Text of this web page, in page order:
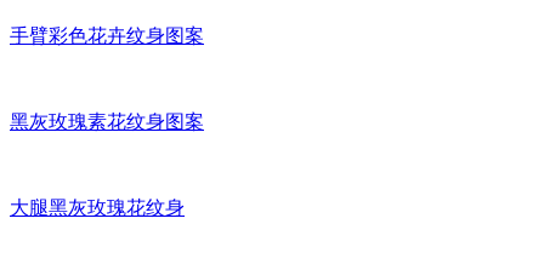
手臂彩色花卉纹身图案
黑灰玫瑰素花纹身图案
大腿黑灰玫瑰花纹身